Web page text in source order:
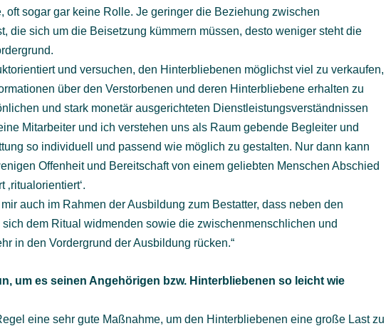
oft sogar gar keine Rolle. Je geringer die Beziehung zwischen
die sich um die Beisetzung kümmern müssen, desto weniger steht die
und versuchen, den Hinterbliebenen möglichst viel zu verkaufen,
über den Verstorbenen und deren Hinterbliebene erhalten zu
und stark monetär ausgerichteten Dienstleistungsverständnissen
Mitarbeiter und ich verstehen uns als Raum gebende Begleiter und
so individuell und passend wie möglich zu gestalten. Nur dann kann
Offenheit und Bereitschaft von einem geliebten Menschen Abschied
auch im Rahmen der Ausbildung zum Bestatter, dass neben den
dem Ritual widmenden sowie die zwischenmenschlichen und
in den Vordergrund der Ausbildung rücken.“
um es seinen Angehörigen bzw. Hinterbliebenen so leicht wie
eine sehr gute Maßnahme, um den Hinterbliebenen eine große Last zu